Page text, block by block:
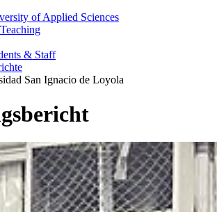
of Applied Sciences
& Staff
San Ignacio de Loyola